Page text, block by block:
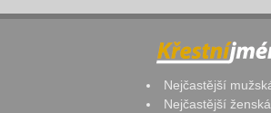
Nejčastější
Nejčastější